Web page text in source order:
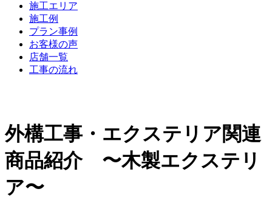
施工エリア
施工例
プラン事例
お客様の声
店舗一覧
工事の流れ
外構工事・エクステリア関連
商品紹介 〜木製エクステリ
ア〜